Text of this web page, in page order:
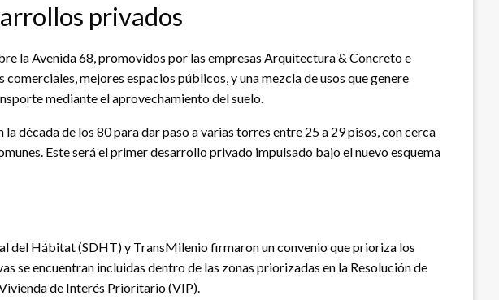
privados
la Avenida 68, promovidos por las empresas Arquitectura & Concreto e
mejores espacios públicos, y una mezcla de usos que genere
mediante el aprovechamiento del suelo.
década de los 80 para dar paso a varias torres entre 25 a 29 pisos, con cerca
Este será el primer desarrollo privado impulsado bajo el nuevo esquema
del Hábitat (SDHT) y TransMilenio firmaron un convenio que prioriza los
se encuentran incluidas dentro de las zonas priorizadas en la Resolución de
de Interés Prioritario (VIP).